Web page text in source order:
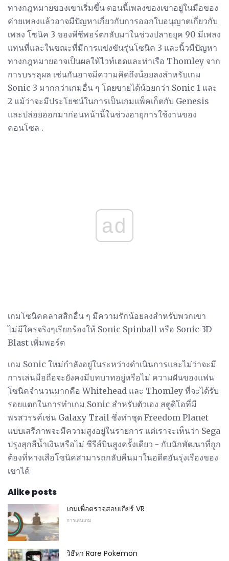
ทางกฎหมายของเขาเริ่มขึ้น ตอนนี้เพลงของเขาอยู่ในมือของ
ค่ายเพลงแล้วอาจมีปัญหาเกี่ยวกับการออกใบอนุญาตเกี่ยวกับ
เพลง โซนิค 3 ของพีซีพอร์ตกลับมาในช่วงปลายยุค 90 มีเพลง
แทนที่และในขณะที่มีการแข่งขันรุ่นโซนิค 3 และนิ้วมีปัญหา
ทางกฎหมายอาจเป็นผลให้ไวท์เฮดและท่าเรือ Thomley จาก
การบรรลุผล เช่นกันอาจมีความคิดถึงน้อยลงสำหรับเกม
Sonic 3 มากกว่าเกมอื่น ๆ โดยขายได้น้อยกว่า Sonic 1 และ
2 แม้ว่าจะมีประโยชน์ในการเป็นเกมแพ็คเก็ตกับ Genesis
และปล่อยออกมาก่อนหน้านี้ในช่วงอายุการใช้งานของ
คอนโซล .
ad
เกมโซนิคคลาสสิกอื่น ๆ มีความรักน้อยลงสำหรับพวกเขา
ไม่มีใครจริงๆเรียกร้องให้ Sonic Spinball หรือ Sonic 3D
Blast เพิ่มพอร์ต
เกม Sonic ใหม่กำลังอยู่ในระหว่างดำเนินการและไม่ว่าจะมี
การเล่นมือถือจะยังคงมีบทบาทอยู่หรือไม่ ความฝันของแฟน
โซนิคจำนวนมากคือ Whitehead และ Thomley ที่จะได้รับ
รอยแตกในการทำเกม Sonic สำหรับตัวเอง สตูดิโอที่มี
พรสวรรค์เช่น Galaxy Trail ซึ่งทำชุด Freedom Planet
แบบเสรีภาพจะมีความสูงอยู่ในรายการ แต่เราจะเห็นว่า Sega
ปรุงสุกสีน้ำเงินหรือไม่ ซีรีส์บินสูงครั้งเดียว - กับนักพัฒนาที่ถูก
ต้องที่หางเสือโซนิคสามารถกลับคืนมาในอดีตอันรุ่งเรืองของ
เขาได้
Alike posts
เกมเพื่อตรวจสอบเกียร์ VR
การเล่นเกม
วิธีหา Rare Pokemon